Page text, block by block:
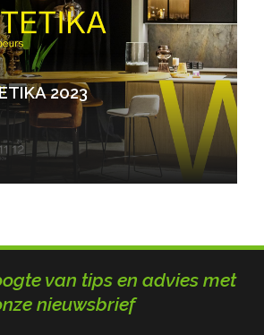
2023
van tips en advies met
nieuwsbrief